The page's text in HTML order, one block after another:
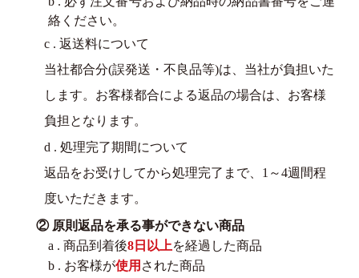
絡ください。
c . 返送料について
当社都合分(誤発送・不良品等)は、当社が負担いた
します。お客様都合による返品の場合は、お客様
負担となります。
d . 処理完了期間について
返品をお受けしてから処理完了まで、1～4週間程
度いただきます。
② 原則返品を承る事ができない商品
a . 商品到着後8日以上を経過した商品
b . お客様が使用 された商品